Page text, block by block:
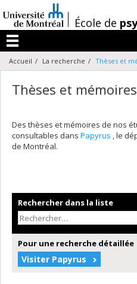
au
contenu
/École de
Menu
Accueil La recherche Thèses et
Thèses et mémoires
Des thèses et mémoires de nos
consultables dans Papyrus , le
de Montréal.
Rechercher dans la liste
Pour une recherche détaillée
Visiter Papyrus